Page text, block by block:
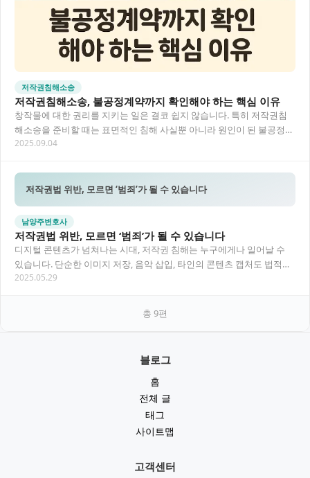
저작권침해소송
저작권침해소송, 불공정계약까지 확인해야 하는 핵심 이유
창작물에 대한 권리를 지키는 일은 결코 쉽지 않습니다. 특히 저작권침
해소송을 준비할 때는 표면적인 침해 사실뿐 아니라 원인이 된 불공정계
약까지 함께 검토해야 효과적인 대응이 가능해…
2025.09.04
저작권법 위반, 모르면 ‘범죄’가 될 수 있습니다
남양주변호사
저작권법 위반, 모르면 ‘범죄’가 될 수 있습니다
디지털 콘텐츠가 넘쳐나는 시대, 저작권 침해는 누구에게나 일어날 수
있습니다. 단순한 이미지 저장, 음악 삽입, 타인의 콘텐츠 캡처도 법적으
로는 침해행위가 될 수 있습니다. 남양주…
2025.05.29
총 9편
블로그
홈
전체 글
태그
사이트맵
고객센터